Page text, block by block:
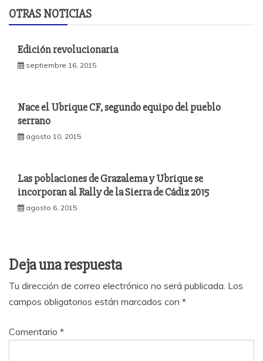
OTRAS NOTICIAS
Edición revolucionaria
septiembre 16, 2015
Nace el Ubrique CF, segundo equipo del pueblo
serrano
agosto 10, 2015
Las poblaciones de Grazalema y Ubrique se
incorporan al Rally de la Sierra de Cádiz 2015
agosto 6, 2015
Deja una respuesta
Tu dirección de correo electrónico no será publicada. Los
campos obligatorios están marcados con *
Comentario *